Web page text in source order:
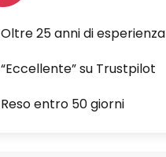
Oltre 25 anni di esperienza
“Eccellente” su Trustpilot
Reso entro 50 giorni